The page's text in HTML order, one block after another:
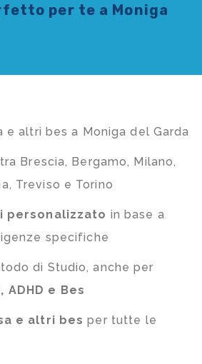
per te a Moniga
e altri bes a Moniga del Garda
Brescia, Bergamo, Milano,
Treviso e Torino
personalizzato in base a
specifiche
di Studio, anche per
ADHD e Bes
e altri bes per tutte le